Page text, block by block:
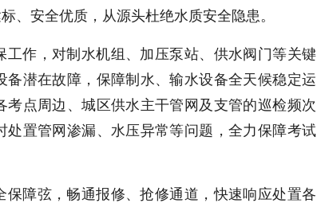
、安全优质，从源头杜绝水质安全隐患。
作，对制水机组、加压泵站、供水阀门等关键
潜在故障，保障制水、输水设备全天候稳定运
点周边、城区供水主干管网及支管的巡检频次
置管网渗漏、水压异常等问题，全力保障考试
障弦，畅通报修、抢修通道，快速响应处置各